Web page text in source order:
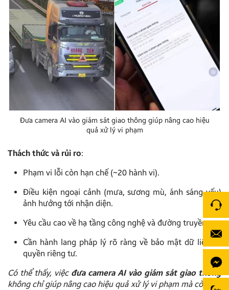
Đưa camera AI vào giám sát giao thông giúp nâng cao hiệu
quả xử lý vi phạm
Thách thức và rủi ro:
Phạm vi lỗi còn hạn chế (~20 hành vi).
Điều kiện ngoại cảnh (mưa, sương mù, ánh sáng yếu)
ảnh hưởng tới nhận diện.
Yêu cầu cao về hạ tầng công nghệ và đường truyền.
Cần hành lang pháp lý rõ ràng về bảo mật dữ liệu và
quyền riêng tư.
Có thể thấy, việc đưa camera AI vào giám sát giao thông
không chỉ giúp nâng cao hiệu quả xử lý vi phạm mà còn đặt